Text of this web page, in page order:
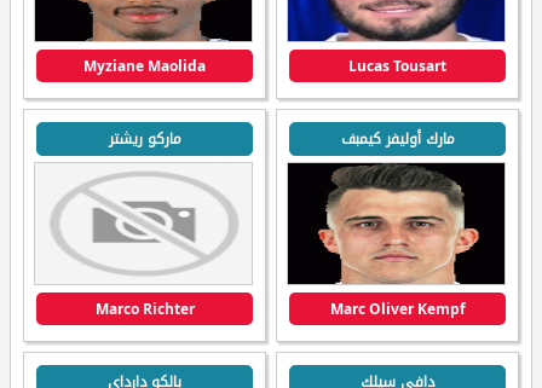
Lucas Tousart
Myziane Maolida
مارك أوليفر كيمبف
Marc Oliver Kempf
ماركو ريشتر
Marco Richter
دافي سيلك بالكو دارداي